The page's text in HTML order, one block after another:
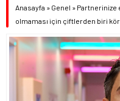
Anasayfa » Genel » Partnerinize
olmaması için çiftlerden biri